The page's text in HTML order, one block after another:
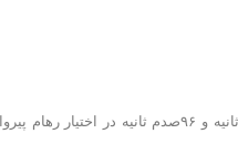
او همچنین موفق به شکستن رکورد ملی ایران در این مسابقات شد. رکورد قبلی ماده ١٠٠ متر کرال پشت با زمان ۵۸ ثانیه و ۹۶صدم ثانیه در